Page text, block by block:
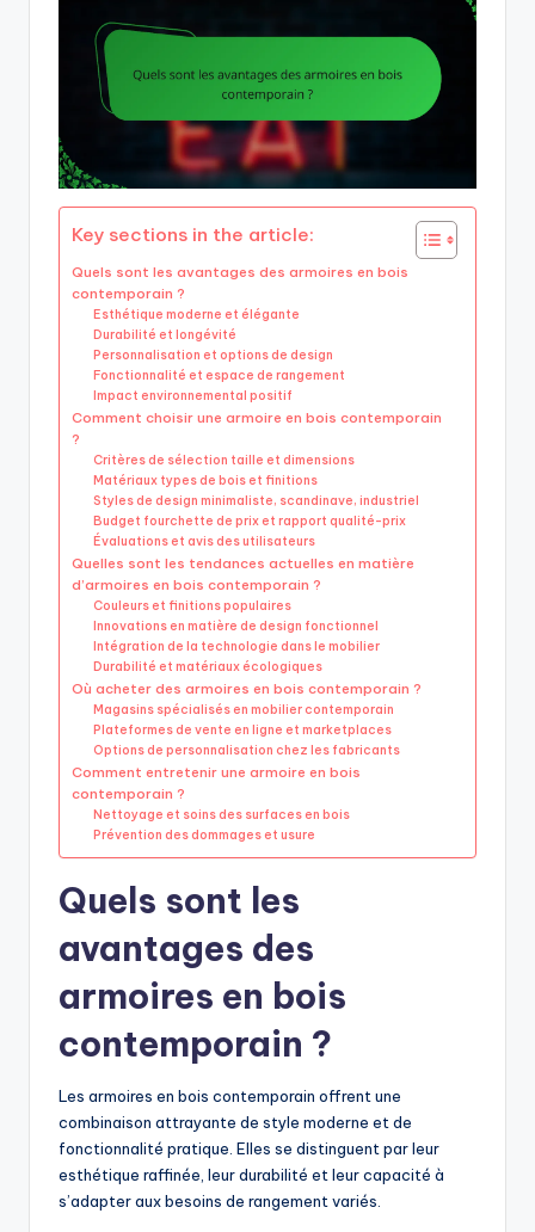
Key sections in the article:
Quels sont les avantages des armoires en bois
contemporain ?
Esthétique moderne et élégante
Durabilité et longévité
Personnalisation et options de design
Fonctionnalité et espace de rangement
Impact environnemental positif
Comment choisir une armoire en bois contemporain
?
Critères de sélection taille et dimensions
Matériaux types de bois et finitions
Styles de design minimaliste, scandinave, industriel
Budget fourchette de prix et rapport qualité-prix
Évaluations et avis des utilisateurs
Quelles sont les tendances actuelles en matière
d’armoires en bois contemporain ?
Couleurs et finitions populaires
Innovations en matière de design fonctionnel
Intégration de la technologie dans le mobilier
Durabilité et matériaux écologiques
Où acheter des armoires en bois contemporain ?
Magasins spécialisés en mobilier contemporain
Plateformes de vente en ligne et marketplaces
Options de personnalisation chez les fabricants
Comment entretenir une armoire en bois
contemporain ?
Nettoyage et soins des surfaces en bois
Prévention des dommages et usure
Quels sont les
avantages des
armoires en bois
contemporain ?
Les armoires en bois contemporain offrent une
combinaison attrayante de style moderne et de
fonctionnalité pratique. Elles se distinguent par leur
esthétique raffinée, leur durabilité et leur capacité à
s’adapter aux besoins de rangement variés.